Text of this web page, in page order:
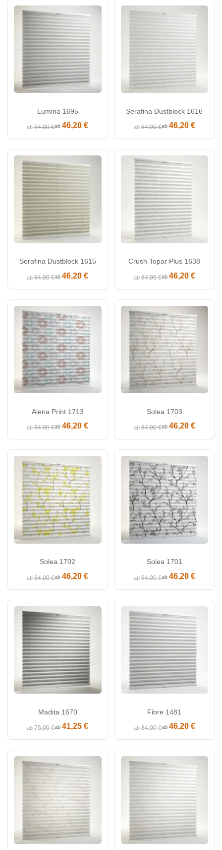
Lumina 1695
ab84,00 €ab46,20 €
Serafina Dustblock 1616
ab84,00 €ab 46,20 €
Serafina Dustblock 1615
ab84,00 €ab46,20 €
Crush Topar Plus 1638
ab84,00 €ab 46,20 €
Alena Print 1713
ab84,00 €ab46,20 €
Solea 1703
ab84,00 €ab 46,20 €
Solea 1702
ab84,00 €ab46,20 €
Solea 1701
ab84,00 €ab 46,20 €
Madita 1670
ab75,00 €ab41,25 €
Fibre 1481
ab84,00 €ab 46,20 €